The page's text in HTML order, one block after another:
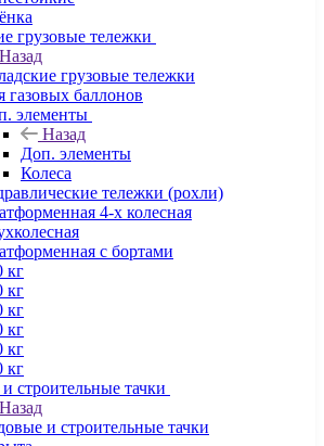
грузовые тележки
Назад
грузовые тележки
газовых баллонов
элементы
Назад
Доп. элементы
Колеса
тележки (рохли)
4-х колесная
с бортами
кг
кг
кг
кг
кг
кг
строительные тачки
Назад
и строительные тачки